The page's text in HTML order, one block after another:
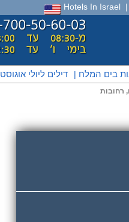
Hotels In Israel
דילים ליולי אוגוסט | בים המלח
רחובות